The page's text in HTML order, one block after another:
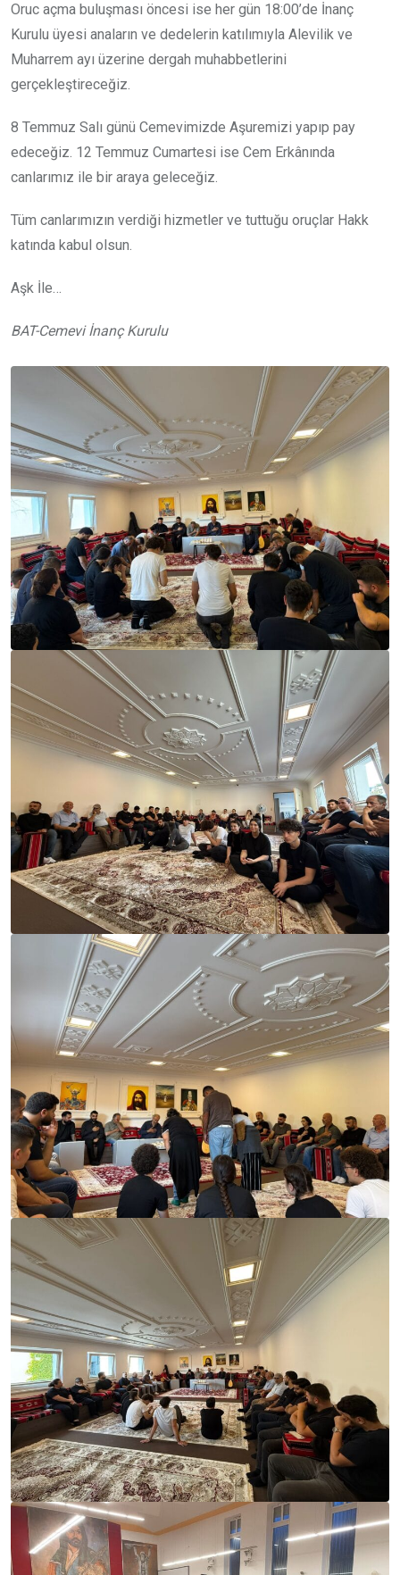
Oruc açma buluşması öncesi ise her gün 18:00’de İnanç
Kurulu üyesi anaların ve dedelerin katılımıyla Alevilik ve
Muharrem ayı üzerine dergah muhabbetlerini
gerçekleştireceğiz.
8 Temmuz Salı günü Cemevimizde Aşuremizi yapıp pay
edeceğiz. 12 Temmuz Cumartesi ise Cem Erkânında
canlarımız ile bir araya geleceğiz.
Tüm canlarımızın verdiği hizmetler ve tuttuğu oruçlar Hakk
katında kabul olsun.
Aşk İle…
BAT-Cemevi İnanç Kurulu